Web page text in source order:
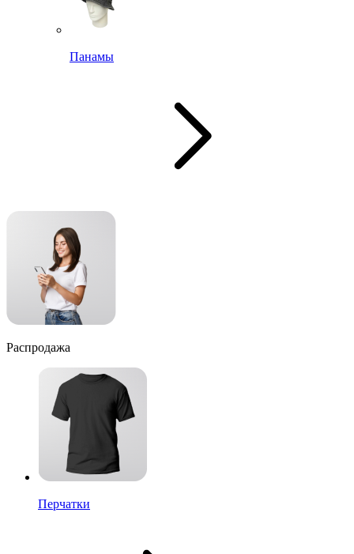
Панамы
Распродажа
Перчатки